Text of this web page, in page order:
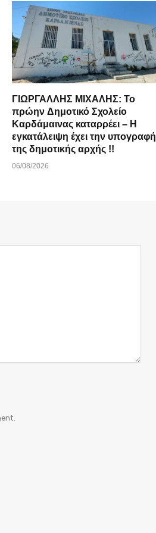
ΓΙΩΡΓΑΛΛΗΣ ΜΙΧΑΛΗΣ: Το
πρώην Δημοτικό Σχολείο
Καρδάμαινας καταρρέει – Η
εγκατάλειψη έχει την υπογραφή
της δημοτικής αρχής !!
06/08/2026